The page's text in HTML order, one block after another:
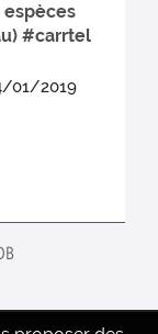
#carrtel
01/2019